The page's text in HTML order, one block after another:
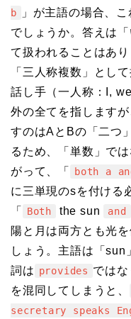
b
」が主語の場合、
でしょうか。答えは
て扱われることはあ
「三人称複数」とし
話し手（一人称：I,
外の全てを指しますが
すのはAとBの「二つ
るため、「単数」で
がって、「
both a
に三単現のsを付ける
「
Both the sun and
陽と月は両方とも光
しょう。主語は「
詞は provides ではな
を混同してしまうと、
secretary speaks